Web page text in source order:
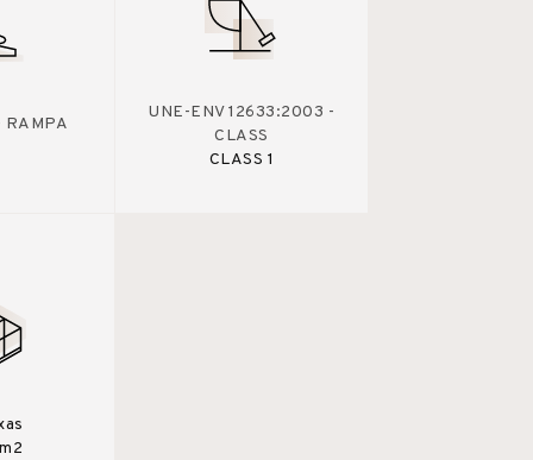
RAMPA
UNE-ENV 12633:2003 -
CLASS
CLASS 1